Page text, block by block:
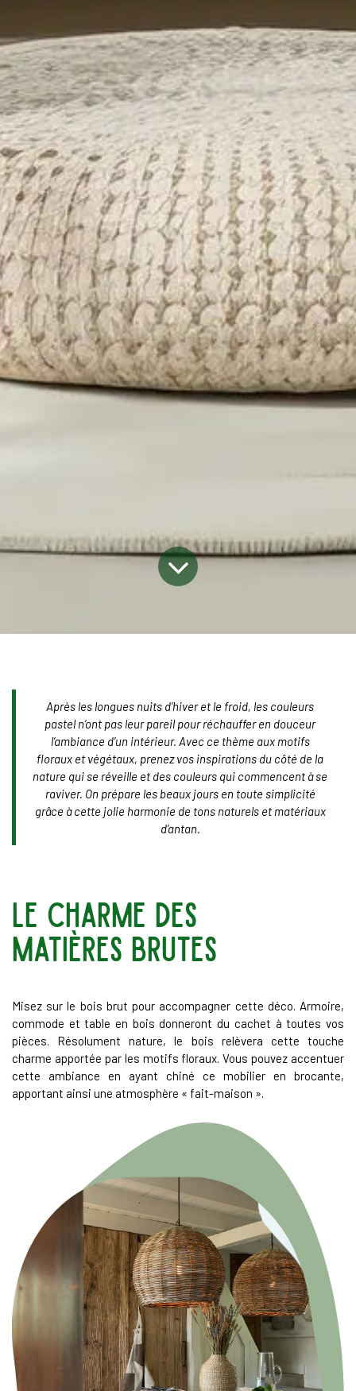
Après les longues nuits d’hiver et le froid, les couleurs
pastel n’ont pas leur pareil pour réchauffer en douceur
l’ambiance d’un intérieur. Avec ce thème aux motifs
floraux et végétaux, prenez vos inspirations du côté de la
nature qui se réveille et des couleurs qui commencent à se
raviver. On prépare les beaux jours en toute simplicité
grâce à cette jolie harmonie de tons naturels et matériaux
d’antan.
le charme des
matières brutes
Misez sur le bois brut pour accompagner cette déco. Armoire,
commode et table en bois donneront du cachet à toutes vos
pièces. Résolument nature, le bois relèvera cette touche
charme apportée par les motifs floraux. Vous pouvez accentuer
cette ambiance en ayant chiné ce mobilier en brocante,
apportant ainsi une atmosphère « fait-maison ».